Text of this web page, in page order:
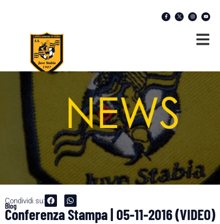
Condividi su:
Blog
Conferenza Stampa | 05-11-2016 (VIDEO)